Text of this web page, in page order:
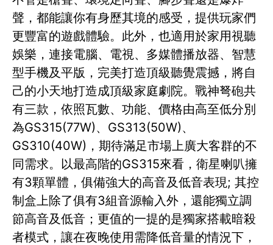
聲，都能讓你有身歷其境的感受，提供玩家們
更豐富的遊戲體驗。此外，也適用於家用視聽
娛樂，連接電腦、電視、多媒體播放器、智慧
型手機及平版，完美打造頂級聽覺震撼，將自
己的小天地打造成頂級家庭劇院。戰神弩砲共
有三款，依照瓦數、功能、價格由高至低分別
為GS315(77W)、GS313(50W)、
GS310(40W)，期待滿足市場上廣大客群的不
同需求。以最高階的GS315來看，衛星喇叭擁
有3顆單體，俱備強大的高音及低音表現; 其控
制盒上除了俱有3組音源輸入外，還能獨立調
節高音及低音；更值的一提的是獨家搭載暗殺
者模式，讓在夜晚使用需降低音量的情況下，